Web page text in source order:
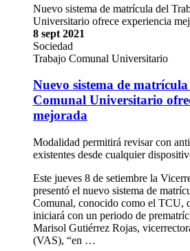
Nuevo sistema de matrícula del
Universitario ofrece experiencia
8 sept 2021
Sociedad
Trabajo Comunal Universitario
Nuevo sistema de
Comunal Universitario
mejorada
Modalidad permitirá revisar con
existentes desde cualquier
Este jueves 8 de setiembre la
presentó el nuevo sistema de
Comunal, conocido como el TCU,
iniciará con un periodo de
Marisol Gutiérrez Rojas,
(VAS), “en …